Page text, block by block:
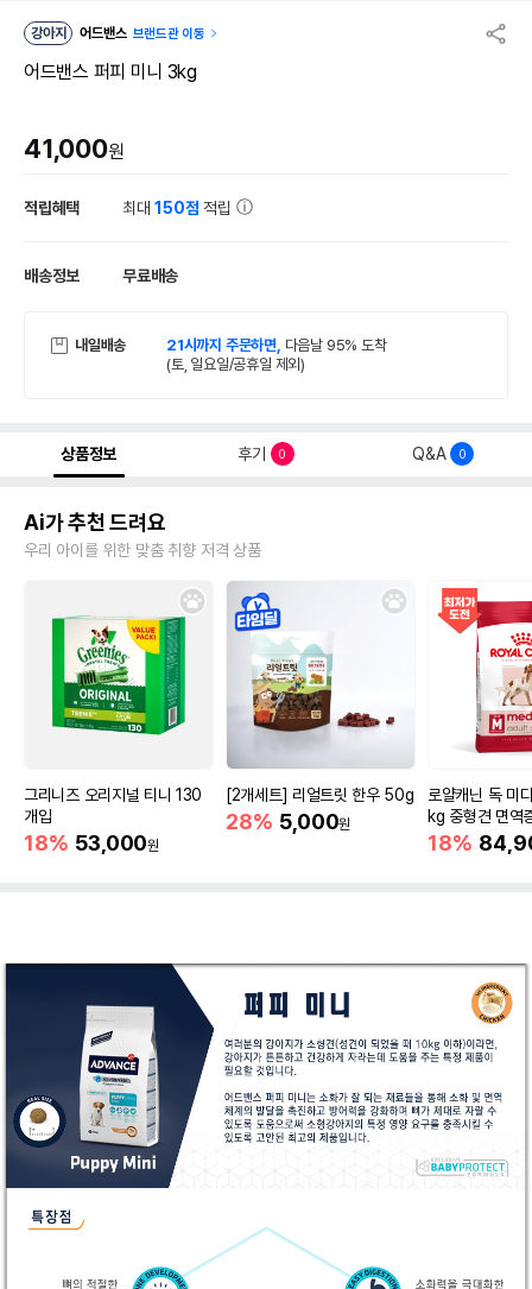
강아지 어드밴스 브랜드관 이동
어드밴스 퍼피 미니 3kg
41,000원
적립혜택 최대150점 적립
배송정보 무료배송
내일배송 21시까지 주문하면, 다음날 95% 도착
(토, 일요일/공휴일 제외)
상품정보 후기 0 Q&A 0
Ai가 추천 드려요
우리 아이를 위한 맞춤 취향 저격 상품
그리니즈 오리지널 티니 130
개입
18% 53,000원
[2개세트] 리얼트릿 한우 50g
28% 5,000원
로얄캐닌 독 미
kg 중형견 면역
18%